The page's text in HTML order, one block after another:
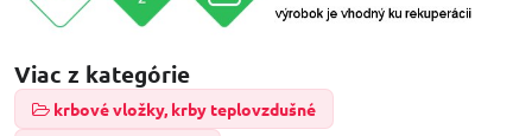
Viac z kategórie
krbové vložky, krby teplovzdušné